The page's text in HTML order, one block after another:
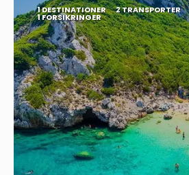
1 DESTINATIONER 2 TRANSPORTER
1 FORSIKRINGER